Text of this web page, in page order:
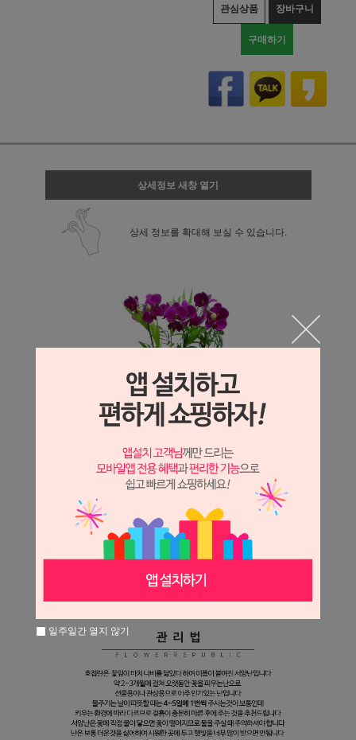
관심상품 장바구니
구매하기
상세정보 새창 열기
상세 정보를 확대해 보실 수 있습니다.
일주일간 열지 않기